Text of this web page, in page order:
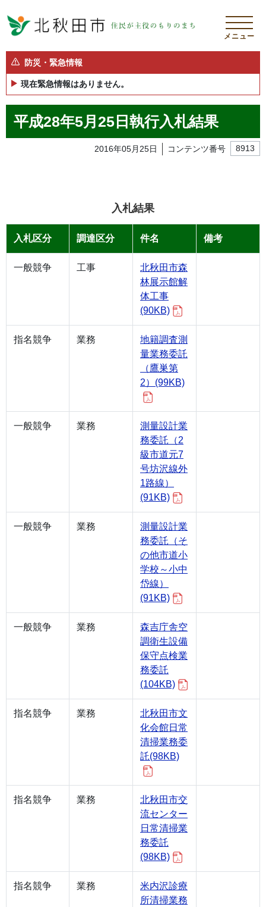
メニュー
防災・緊急情報
現在緊急情報はありません。
平成28年5月25日執行入札結果
2016年05月25日 コンテンツ番号 8913
入札結果
入札区分 調達区分 件名 備考
一般競争 工事
北秋田市森
林展示館解
体工事
(90KB)
指名競争 業務
地籍調査測
量業務委託
（鷹巣第
2）(99KB)
一般競争 業務
測量設計業
務委託（2
級市道元7
号坊沢線外
1路線）
(91KB)
一般競争 業務
測量設計業
務委託（そ
の他市道小
学校～小中
岱線）
(91KB)
一般競争 業務
森吉庁舎空
調衛生設備
保守点検業
務委託
(104KB)
指名競争 業務
北秋田市文
化会館日常
清掃業務委
託(98KB)
指名競争 業務
北秋田市交
流センター
日常清掃業
務委託
(98KB)
指名競争 業務
米内沢診療
所清掃業務